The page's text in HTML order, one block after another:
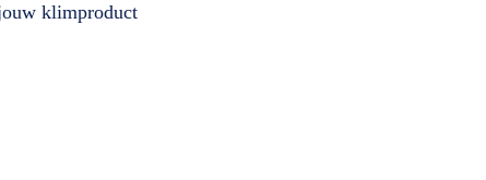
klimproduct